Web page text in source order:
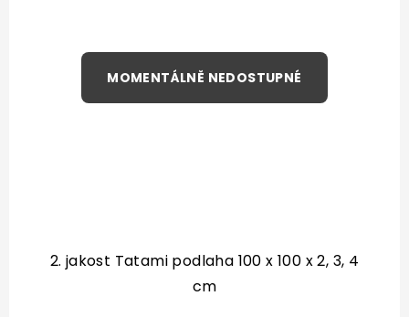
2. jakost Tatami podlaha 100 x 100 x 2, 3, 4
cm